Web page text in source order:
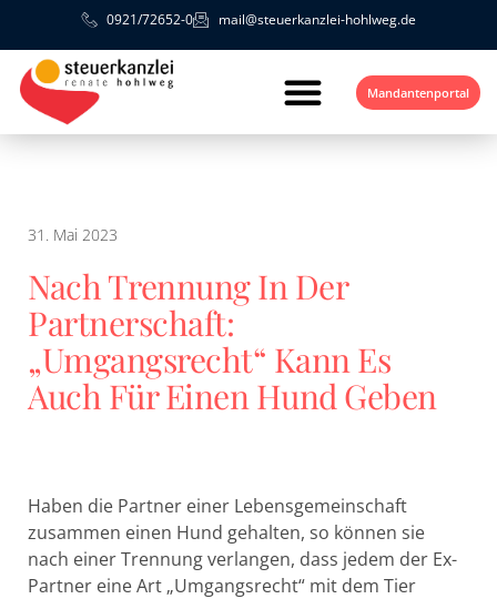
0921/72652-0 mail@steuerkanzlei-hohlweg.de
Mandantenportal
31. Mai 2023
Nach Trennung In Der
Partnerschaft:
„Umgangsrecht“ Kann Es
Auch Für Einen Hund Geben
Haben die Partner einer Lebensgemeinschaft
zusammen einen Hund gehalten, so können sie
nach einer Trennung verlangen, dass jedem der Ex-
Partner eine Art „Umgangsrecht“ mit dem Tier